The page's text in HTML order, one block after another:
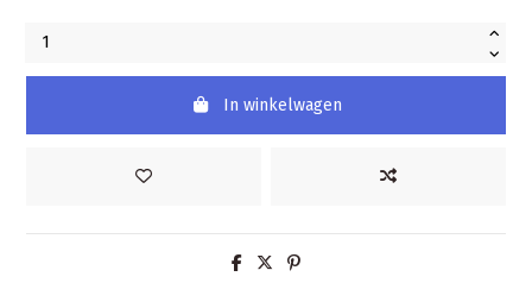
In winkelwagen